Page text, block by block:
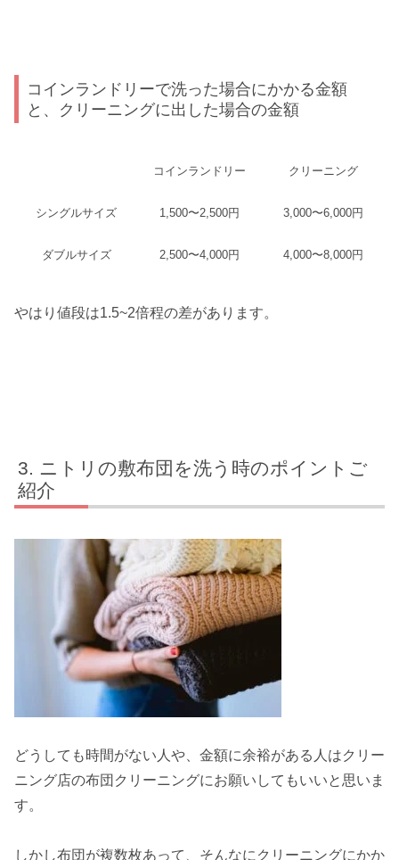
コインランドリーで洗った場合にかかる金額
と、クリーニングに出した場合の金額
コインランドリー クリーニング
シングルサイズ 1,500〜2,500円 3,000〜6,000円
ダブルサイズ 2,500〜4,000円 4,000〜8,000円
やはり値段は1.5~2倍程の差があります。
ニトリの敷布団を洗う時のポイントご
紹介
どうしても時間がない人や、金額に余裕がある人はクリー
ニング店の布団クリーニングにお願いしてもいいと思いま
す。
しかし布団が複数枚あって、そんなにクリーニングにかか